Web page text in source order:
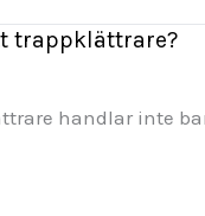
trappklättrare?
handlar inte